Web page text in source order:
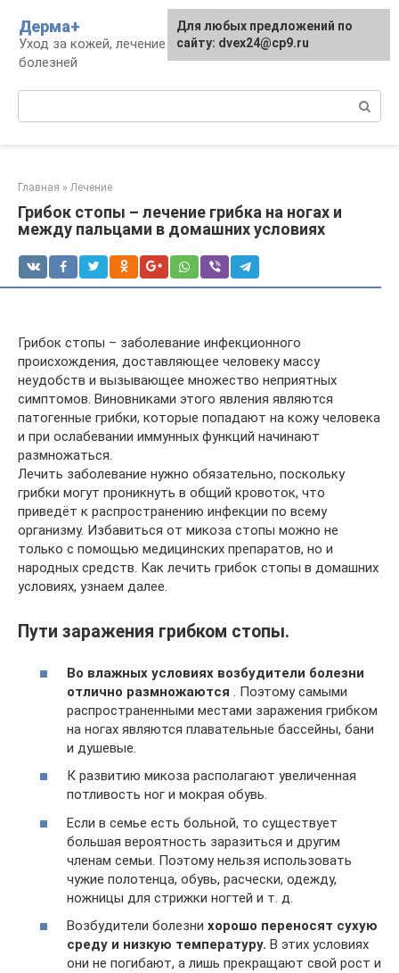
контенту
Дерма+
Уход за кожей, лечение дерматологических
болезней
Главная » Лечение
Грибок стопы – лечение грибка на ногах и
между пальцами в домашних условиях
Грибок стопы – заболевание инфекционного
происхождения, доставляющее человеку массу
неудобств и вызывающее множество неприятных
симптомов. Виновниками этого явления являются
патогенные грибки, которые попадают на кожу человека
и при ослабевании иммунных функций начинают
размножаться.
Лечить заболевание нужно обязательно, поскольку
грибки могут проникнуть в общий кровоток, что
приведёт к распространению инфекции по всему
организму. Избавиться от микоза стопы можно не
только с помощью медицинских препаратов, но и
народных средств. Как лечить грибок стопы в домашних
условиях, узнаем далее.
Пути заражения грибком стопы.
Во влажных условиях возбудители болезни
отлично размножаются . Поэтому самыми
распространенными местами заражения грибком
на ногах являются плавательные бассейны, бани
и душевые.
К развитию микоза располагают увеличенная
потливость ног и мокрая обувь.
Если в семье есть больной, то существует
большая вероятность заразиться и другим
членам семьи. Поэтому нельзя использовать
чужие полотенца, обувь, расчески, одежду,
ножницы для стрижки ногтей и т. д.
Возбудители болезни хорошо переносят сухую
среду и низкую температуру. В этих условиях
они не погибают, а лишь прекращают свой рост и
Для любых предложений по
сайту: dvex24@cp9.ru